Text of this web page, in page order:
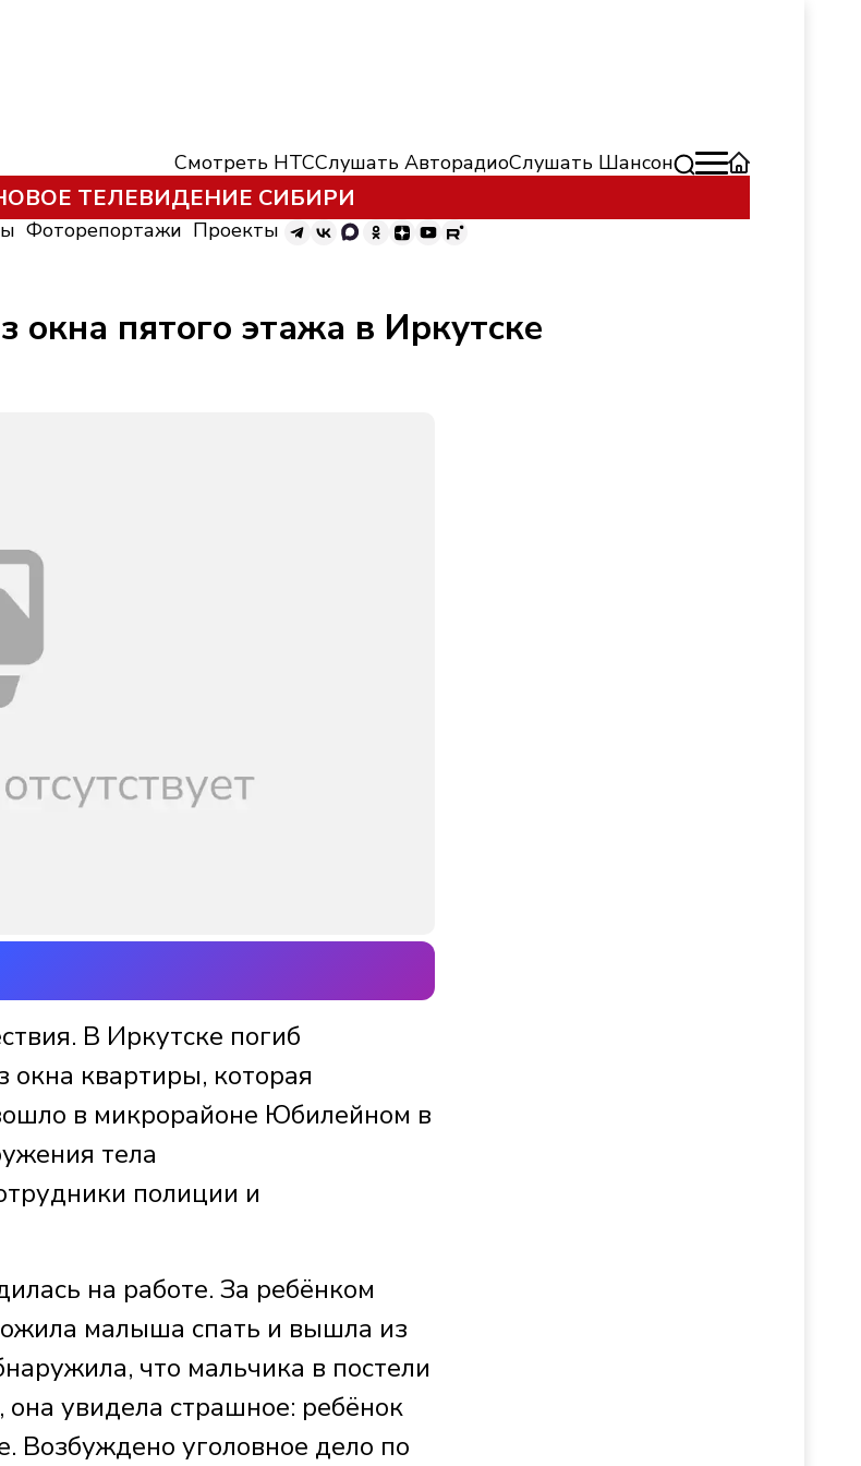
Смотреть НТССлушать АвторадиоСлушать Шансон
ТЕЛЕВИДЕНИЕ СИБИРИ
Фоторепортажи Проекты
окна пятого этажа в Иркутске
В Иркутске погиб
квартиры, которая
в микрорайоне Юбилейном в
тела
полиции и
на работе. За ребёнком
малыша спать и вышла из
что мальчика в постели
увидела страшное: ребёнок
Возбуждено уголовное дело по